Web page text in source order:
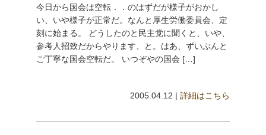
今日から国会は空転．．のはずだが様子がおかし
い、いや様子が正常だ。なんと厚生労働委員会、定
刻に始まる。 どうしたのと民主党に聞くと、いや、
参考人招致だからやります、と。はあ、ずいぶんと
ご丁寧な国会空転だ。 いつぞやの国会 […]
2005.04.12 |詳細はこちら